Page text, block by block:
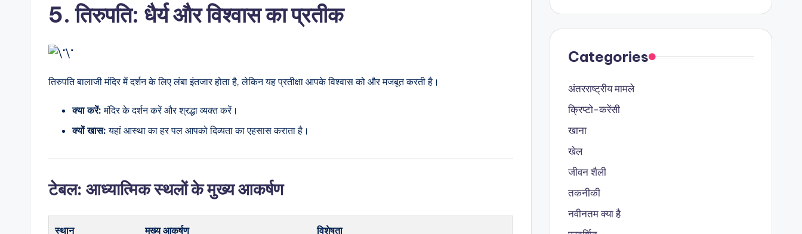
5. तिरुपति: धैर्य और विश्वास का प्रतीक
तिरुपति बालाजी मंदिर में दर्शन के लिए लंबा इंतजार होता है, लेकिन यह प्रतीक्षा आपके विश्वास को और मजबूत करती है।
क्या करें: मंदिर के दर्शन करें और श्रद्धा व्यक्त करें।
क्यों खास: यहां आस्था का हर पल आपको दिव्यता का एहसास कराता है।
टेबल: आध्यात्मिक स्थलों के मुख्य आकर्षण
स्थान मुख्य आकर्षण विशेषता
Categories
अंतरराष्ट्रीय मामले
क्रिप्टो-करेंसी
खाना
खेल
जीवन शैली
तकनीकी
नवीनतम क्या है